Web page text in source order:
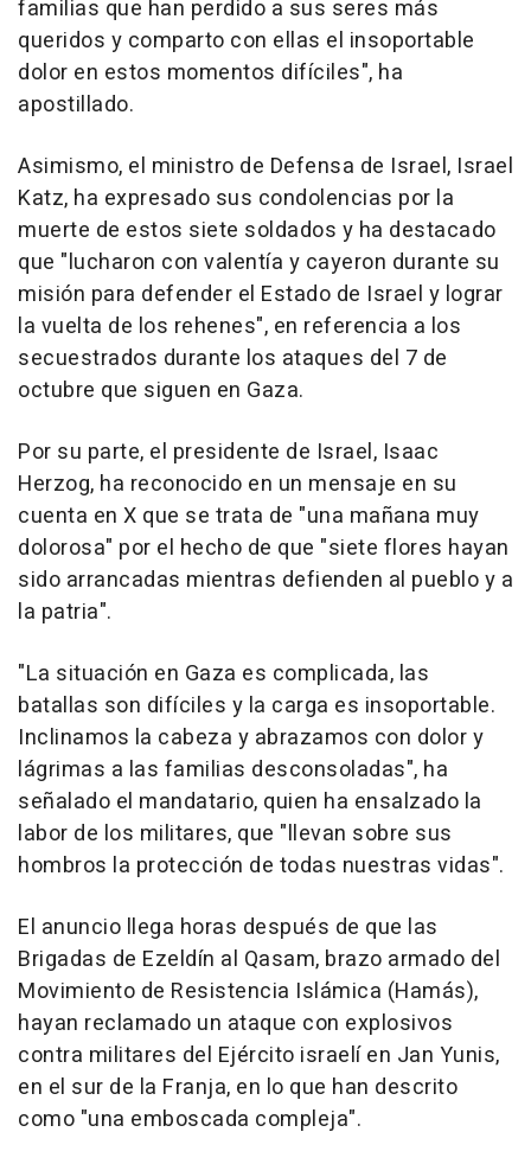
familias que han perdido a sus seres más
queridos y comparto con ellas el insoportable
dolor en estos momentos difíciles", ha
apostillado.
Asimismo, el ministro de Defensa de Israel, Israel
Katz, ha expresado sus condolencias por la
muerte de estos siete soldados y ha destacado
que "lucharon con valentía y cayeron durante su
misión para defender el Estado de Israel y lograr
la vuelta de los rehenes", en referencia a los
secuestrados durante los ataques del 7 de
octubre que siguen en Gaza.
Por su parte, el presidente de Israel, Isaac
Herzog, ha reconocido en un mensaje en su
cuenta en X que se trata de "una mañana muy
dolorosa" por el hecho de que "siete flores hayan
sido arrancadas mientras defienden al pueblo y a
la patria".
"La situación en Gaza es complicada, las
batallas son difíciles y la carga es insoportable.
Inclinamos la cabeza y abrazamos con dolor y
lágrimas a las familias desconsoladas", ha
señalado el mandatario, quien ha ensalzado la
labor de los militares, que "llevan sobre sus
hombros la protección de todas nuestras vidas".
El anuncio llega horas después de que las
Brigadas de Ezeldín al Qasam, brazo armado del
Movimiento de Resistencia Islámica (Hamás),
hayan reclamado un ataque con explosivos
contra militares del Ejército israelí en Jan Yunis,
en el sur de la Franja, en lo que han descrito
como "una emboscada compleja".